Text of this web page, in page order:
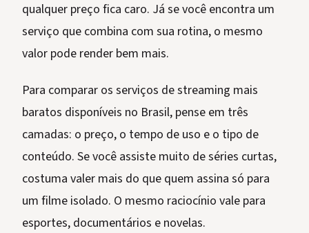
qualquer preço fica caro. Já se você encontra um
serviço que combina com sua rotina, o mesmo
valor pode render bem mais.
Para comparar os serviços de streaming mais
baratos disponíveis no Brasil, pense em três
camadas: o preço, o tempo de uso e o tipo de
conteúdo. Se você assiste muito de séries curtas,
costuma valer mais do que quem assina só para
um filme isolado. O mesmo raciocínio vale para
esportes, documentários e novelas.